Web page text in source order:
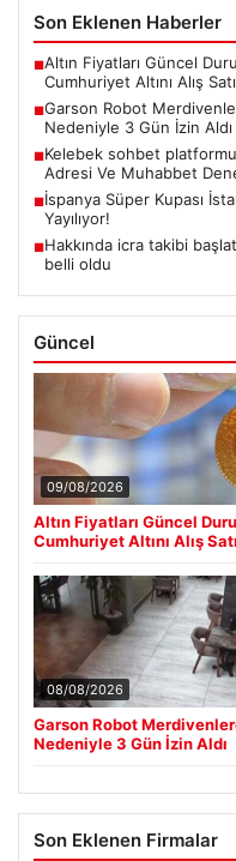
Son Eklenen Haberler
■Altın Fiyatları Güncel
Cumhuriyet Altını Alış
■Garson Robot
Nedeniyle 3 Gün İzin Aldı
■Kelebek sohbet
Adresi Ve Muhabbet
■İspanya Süper Kupası
Yayılıyor!
■Hakkında icra takibi
belli oldu
Güncel
09/08/2026
Altın Fiyatları Güncel
Cumhuriyet Altını Alış
08/08/2026
Garson Robot
Nedeniyle 3 Gün İzin Aldı
Son Eklenen Firmalar